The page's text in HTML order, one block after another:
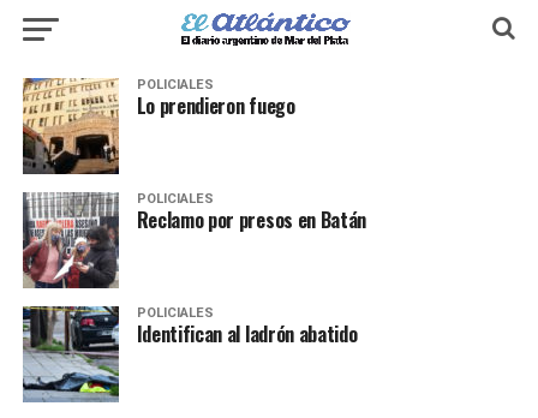
POLICIALES
Lo prendieron fuego
POLICIALES
Reclamo por presos en Batán
POLICIALES
Identifican al ladrón abatido